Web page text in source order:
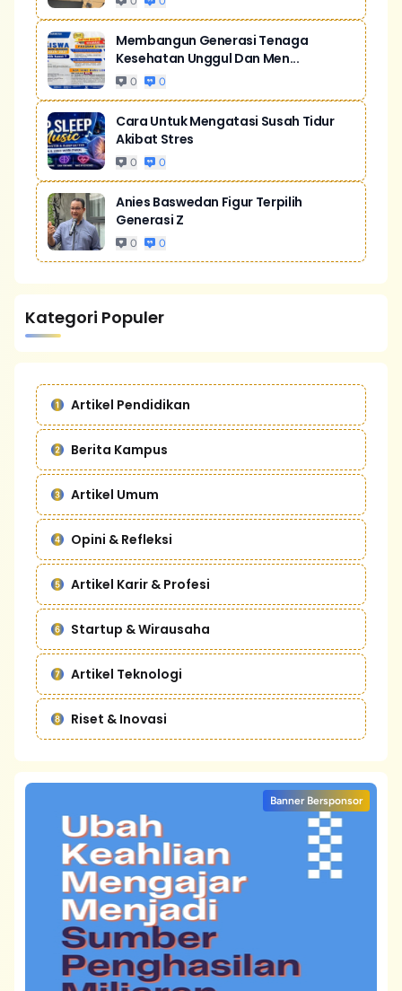
Membangun Generasi Tenaga
Kesehatan Unggul Dan Men...
0 0
Cara Untuk Mengatasi Susah Tidur
Akibat Stres
0 0
Anies Baswedan Figur Terpilih
Generasi Z
0 0
Kategori Populer
Artikel Pendidikan
Berita Kampus
Artikel Umum
Opini & Refleksi
Artikel Karir & Profesi
Startup & Wirausaha
Artikel Teknologi
Riset & Inovasi
Banner Bersponsor